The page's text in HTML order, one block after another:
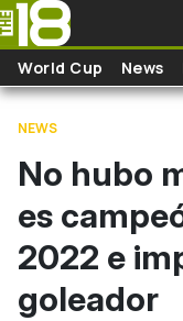
Skip to main content
World Cup News
NEWS
No hubo
es
2022 e
goleador